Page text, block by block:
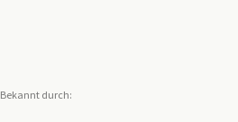
Bekannt durch: